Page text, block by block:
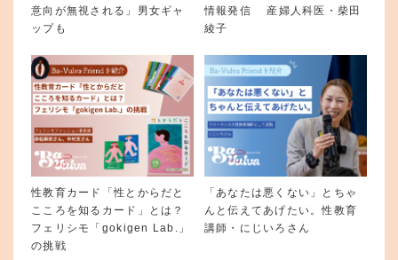
意向が無視される」男女ギャ
ップも
情報発信 産婦人科医・柴田
綾子
性教育カード「性とからだと
こころを知るカード」とは？
フェリシモ「gokigen Lab.」
の挑戦
「あなたは悪くない」とちゃ
んと伝えてあげたい。性教育
講師・にじいろさん